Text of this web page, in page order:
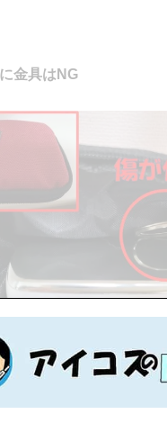
金具はNG
内側に鍵を引っかけけ